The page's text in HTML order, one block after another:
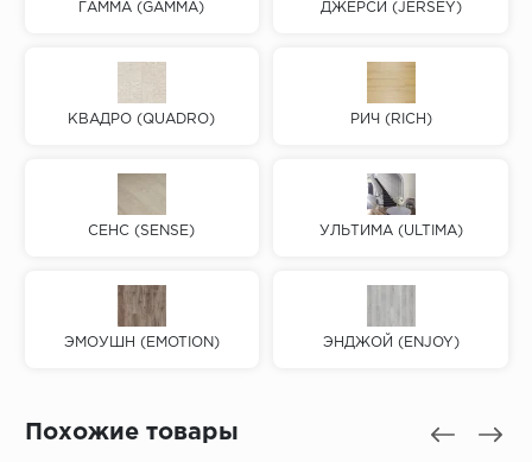
ГАММА (GAMMA) ДЖЕРСИ (JERSEY)
КВАДРО (QUADRO) РИЧ (RICH)
СЕНС (SENSE) УЛЬТИМА (ULTIMA)
ЭМОУШН (EMOTION) ЭНДЖОЙ (ENJOY)
Похожие товары